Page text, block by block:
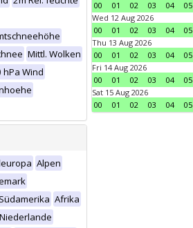
Mittl. Wolken
hPa Wind
Alpen
Südamerika Afrika
Niederlande
00
01 02 03 04 05
Wed 12 Aug 2026
00
01 02 03 04 05
Thu 13 Aug 2026
00
01 02 03 04 05
Fri 14 Aug 2026
00
01 02 03 04 05
Sat 15 Aug 2026
00
01 02 03 04 05